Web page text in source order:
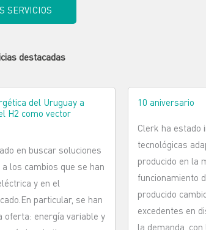
SERVICIOS
destacadas
del Uruguay a
H2 como vector
en buscar soluciones
los cambios que se han
y en el
particular, se han
oferta: energía variable y
10 aniversario
Clerk ha estado
tecnológicas
producido en la
funcionamiento
producido
excedentes en
la demanda,